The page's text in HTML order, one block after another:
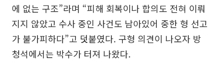
에 없는 구조”라며 “피해 회복이나 합의도 전혀 이뤄
지지 않았고 수사 중인 사건도 남아있어 중한 형 선고
가 불가피하다”고 덧붙였다. 구형 의견이 나오자 방
청석에서는 박수가 터져 나왔다.